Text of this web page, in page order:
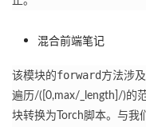
混合前端笔记
该模块的forward 方法涉
遍历/([0,max/_length]/)的范
块转换为Torch脚本。 与我